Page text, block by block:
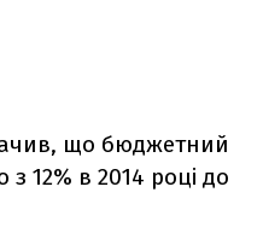
що бюджетний
12% в 2014 році до